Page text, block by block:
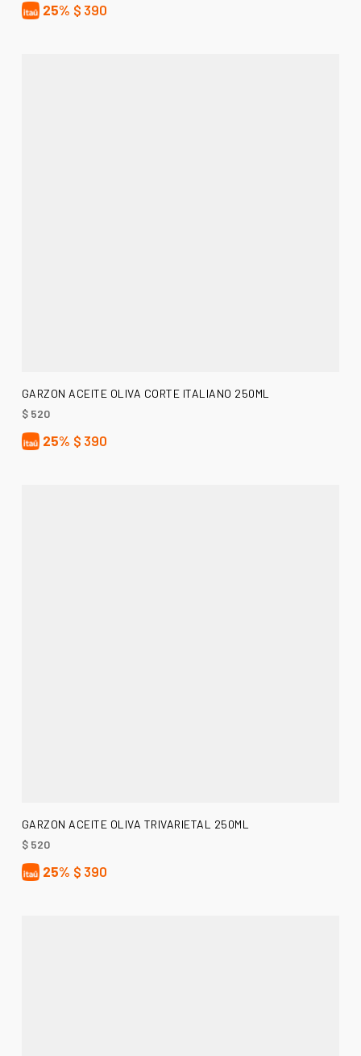
25% $ 390
AÑADIR AL CARRITO
GARZON ACEITE OLIVA CORTE ITALIANO 250ML
$520
25% $ 390
AÑADIR AL CARRITO
GARZON ACEITE OLIVA TRIVARIETAL 250ML
$520
25% $ 390